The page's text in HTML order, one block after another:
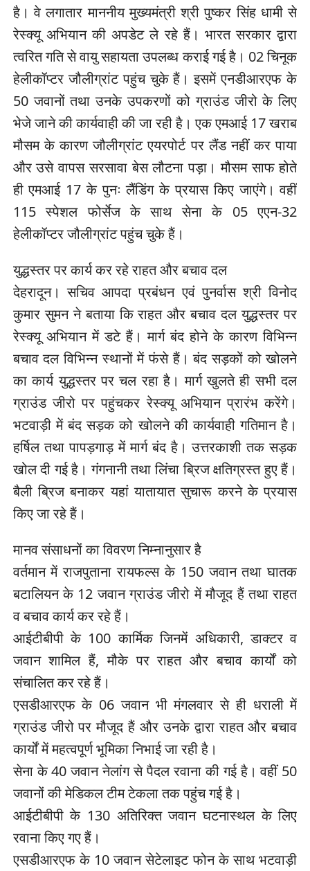
है। वे लगातार माननीय मुख्यमंत्री श्री पुष्कर सिंह धामी से
रेस्क्यू अभियान की अपडेट ले रहे हैं। भारत सरकार द्वारा
त्वरित गति से वायु सहायता उपलब्ध कराई गई है। 02 चिनूक
हेलीकॉप्टर जौलीग्रांट पहुंच चुके हैं। इसमें एनडीआरएफ के
50 जवानों तथा उनके उपकरणों को ग्राउंड जीरो के लिए
भेजे जाने की कार्यवाही की जा रही है। एक एमआई 17 खराब
मौसम के कारण जौलीग्रांट एयरपोर्ट पर लैंड नहीं कर पाया
और उसे वापस सरसावा बेस लौटना पड़ा। मौसम साफ होते
ही एमआई 17 के पुनः लैंडिंग के प्रयास किए जाएंगे। वहीं
115 स्पेशल फोर्सेज के साथ सेना के 05 एएन-32
हेलीकॉप्टर जौलीग्रांट पहुंच चुके हैं।
युद्धस्तर पर कार्य कर रहे राहत और बचाव दल
देहरादून। सचिव आपदा प्रबंधन एवं पुनर्वास श्री विनोद
कुमार सुमन ने बताया कि राहत और बचाव दल युद्धस्तर पर
रेस्क्यू अभियान में डटे हैं। मार्ग बंद होने के कारण विभिन्न
बचाव दल विभिन्न स्थानों में फंसे हैं। बंद सड़कों को खोलने
का कार्य युद्धस्तर पर चल रहा है। मार्ग खुलते ही सभी दल
ग्राउंड जीरो पर पहुंचकर रेस्क्यू अभियान प्रारंभ करेंगे।
भटवाड़ी में बंद सड़क को खोलने की कार्यवाही गतिमान है।
हर्षिल तथा पापड़गाड़ में मार्ग बंद है। उत्तरकाशी तक सड़क
खोल दी गई है। गंगनानी तथा लिंचा ब्रिज क्षतिग्रस्त हुए हैं।
बैली ब्रिज बनाकर यहां यातायात सुचारू करने के प्रयास
किए जा रहे हैं।
मानव संसाधनों का विवरण निम्नानुसार है
वर्तमान में राजपुताना रायफल्स के 150 जवान तथा घातक
बटालियन के 12 जवान ग्राउंड जीरो में मौजूद हैं तथा राहत
व बचाव कार्य कर रहे हैं।
आईटीबीपी के 100 कार्मिक जिनमें अधिकारी, डाक्टर व
जवान शामिल हैं, मौके पर राहत और बचाव कार्यों को
संचालित कर रहे हैं।
एसडीआरएफ के 06 जवान भी मंगलवार से ही धराली में
ग्राउंड जीरो पर मौजूद हैं और उनके द्वारा राहत और बचाव
कार्यों में महत्वपूर्ण भूमिका निभाई जा रही है।
सेना के 40 जवान नेलांग से पैदल रवाना की गई है। वहीं 50
जवानों की मेडिकल टीम टेकला तक पहुंच गई है।
आईटीबीपी के 130 अतिरिक्त जवान घटनास्थल के लिए
रवाना किए गए हैं।
एसडीआरएफ के 10 जवान सेटेलाइट फोन के साथ भटवाड़ी